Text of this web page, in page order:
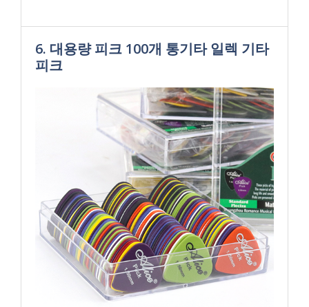
6. 대용량 피크 100개 통기타 일렉 기타
피크